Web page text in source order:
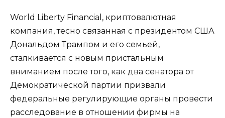
World Liberty Financial, криптовалютная
компания, тесно связанная с президентом США
Дональдом Трампом и его семьей,
сталкивается с новым пристальным
вниманием после того, как два сенатора от
Демократической партии призвали
федеральные регулирующие органы провести
расследование в отношении фирмы на